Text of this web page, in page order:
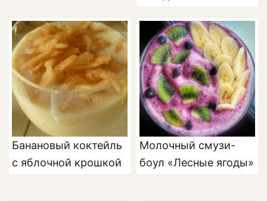
Банановый коктейль
с яблочной крошкой
Молочный смузи-
боул «Лесные ягоды»